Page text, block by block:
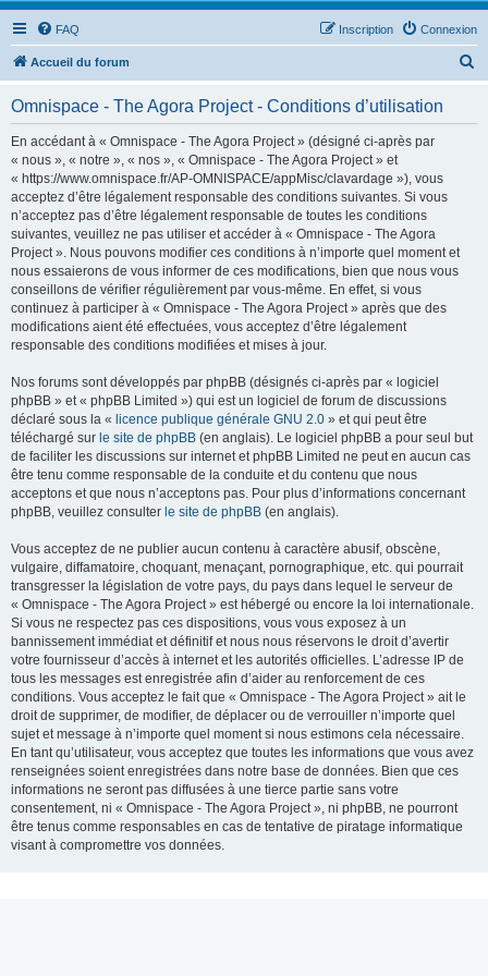
FAQ Connexion
Inscription
Accueil du forum
Omnispace - The Agora Project - Conditions d’utilisation
En accédant à « Omnispace - The Agora Project » (désigné ci-après par
« nous », « notre », « nos », « Omnispace - The Agora Project » et
« https://www.omnispace.fr/AP-OMNISPACE/appMisc/clavardage »), vous
acceptez d’être légalement responsable des conditions suivantes. Si vous
n’acceptez pas d’être légalement responsable de toutes les conditions
suivantes, veuillez ne pas utiliser et accéder à « Omnispace - The Agora
Project ». Nous pouvons modifier ces conditions à n’importe quel moment et
nous essaierons de vous informer de ces modifications, bien que nous vous
conseillons de vérifier régulièrement par vous-même. En effet, si vous
continuez à participer à « Omnispace - The Agora Project » après que des
modifications aient été effectuées, vous acceptez d’être légalement
responsable des conditions modifiées et mises à jour.
Nos forums sont développés par phpBB (désignés ci-après par « logiciel
phpBB » et « phpBB Limited ») qui est un logiciel de forum de discussions
déclaré sous la « licence publique générale GNU 2.0 » et qui peut être
téléchargé sur le site de phpBB (en anglais). Le logiciel phpBB a pour seul but
de faciliter les discussions sur internet et phpBB Limited ne peut en aucun cas
être tenu comme responsable de la conduite et du contenu que nous
acceptons et que nous n’acceptons pas. Pour plus d’informations concernant
phpBB, veuillez consulter le site de phpBB (en anglais).
Vous acceptez de ne publier aucun contenu à caractère abusif, obscène,
vulgaire, diffamatoire, choquant, menaçant, pornographique, etc. qui pourrait
transgresser la législation de votre pays, du pays dans lequel le serveur de
« Omnispace - The Agora Project » est hébergé ou encore la loi internationale.
Si vous ne respectez pas ces dispositions, vous vous exposez à un
bannissement immédiat et définitif et nous nous réservons le droit d’avertir
votre fournisseur d’accès à internet et les autorités officielles. L’adresse IP de
tous les messages est enregistrée afin d’aider au renforcement de ces
conditions. Vous acceptez le fait que « Omnispace - The Agora Project » ait le
droit de supprimer, de modifier, de déplacer ou de verrouiller n’importe quel
sujet et message à n’importe quel moment si nous estimons cela nécessaire.
En tant qu’utilisateur, vous acceptez que toutes les informations que vous avez
renseignées soient enregistrées dans notre base de données. Bien que ces
informations ne seront pas diffusées à une tierce partie sans votre
consentement, ni « Omnispace - The Agora Project », ni phpBB, ne pourront
être tenus comme responsables en cas de tentative de piratage informatique
visant à compromettre vos données.